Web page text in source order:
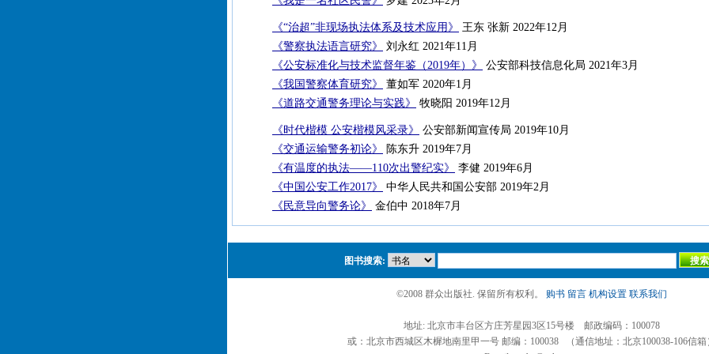
《“治超”非现场执法体系及技术应用》
王东 张新 2022年12月
《警察执法语言研究》
刘永红 2021年11月
《公安标准化与技术监督年鉴（2019年）》
公安部科技信息化局 2021年3月
《我国警察体育研究》
董如军 2020年1月
《道路交通警务理论与实践》
牧晓阳 2019年12月
《时代楷模 公安楷模风采录》
公安部新闻宣传局 2019年10月
《交通运输警务初论》
陈东升 2019年7月
《有温度的执法——110次出警纪实》
李健 2019年6月
《中国公安工作2017》
中华人民共和国公安部 2019年2月
《民意导向警务论》
金伯中 2018年7月
图书搜索:
©2008 群众出版社. 保留所有权利。 购书 留言 机构设置 联系我们
地址: 北京市丰台区方庄芳星园3区15号楼 邮政编码：100078
或：北京市西城区木樨地南里甲一号 邮编：100038 （通信地址：北京100038-106信箱